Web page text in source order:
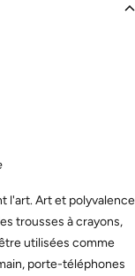
l'art. Art et polyvalence
trousses à crayons,
utilisées comme
porte-téléphones